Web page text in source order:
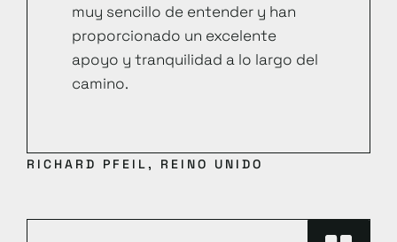
muy sencillo de entender y han
proporcionado un excelente
apoyo y tranquilidad a lo largo del
camino.
RICHARD PFEIL, REINO UNIDO